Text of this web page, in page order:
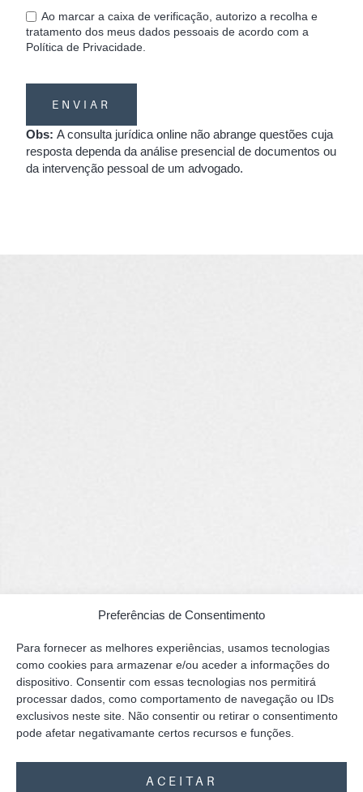
Preferências de Consentimento
Para fornecer as melhores experiências, usamos tecnologias
como cookies para armazenar e/ou aceder a informações do
dispositivo. Consentir com essas tecnologias nos permitirá
processar dados, como comportamento de navegação ou IDs
exclusivos neste site. Não consentir ou retirar o consentimento
pode afetar negativamante certos recursos e funções.
ACEITAR
Ao marcar a caixa de verificação, autorizo a recolha e
tratamento dos meus dados pessoais de acordo com a
Política de Privacidade.
Obs: A consulta jurídica online não abrange questões cuja
resposta dependa da análise presencial de documentos ou
da intervenção pessoal de um advogado.